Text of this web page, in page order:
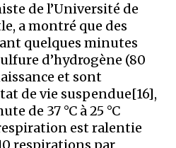
de l’Université de
a montré que des
quelques minutes
d’hydrogène (80
et sont
de vie suspendue[16],
de 37 °C à 25 °C
est ralentie